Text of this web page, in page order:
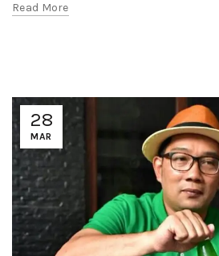
Read More
28
MAR